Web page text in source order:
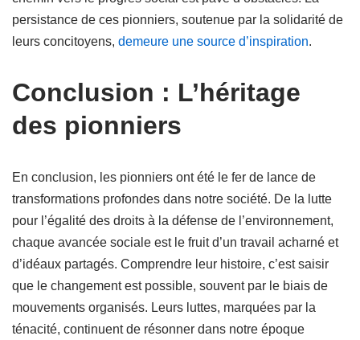
persistance de ces pionniers, soutenue par la solidarité de
leurs concitoyens, demeure une source d’inspiration.
Conclusion : L’héritage
des pionniers
En conclusion, les pionniers ont été le fer de lance de
transformations profondes dans notre société. De la lutte
pour l’égalité des droits à la défense de l’environnement,
chaque avancée sociale est le fruit d’un travail acharné et
d’idéaux partagés. Comprendre leur histoire, c’est saisir
que le changement est possible, souvent par le biais de
mouvements organisés. Leurs luttes, marquées par la
ténacité, continuent de résonner dans notre époque